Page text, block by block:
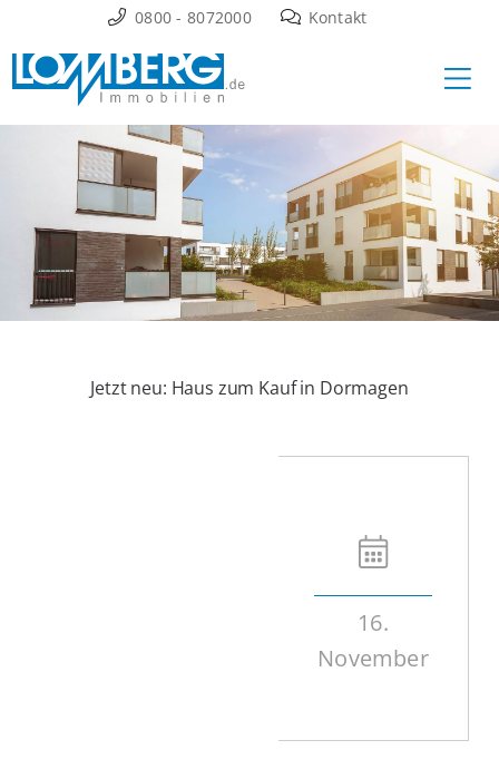
Inhalt
springen
0800 - 8072000 Kontakt
Jetzt neu: Haus zum Kauf in Dormagen
16.
November